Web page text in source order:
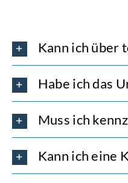
Kann ich über
Habe ich das
Muss ich
Kann ich eine